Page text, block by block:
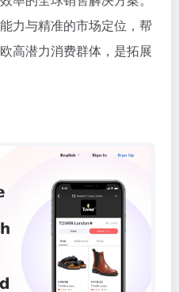
力与精准的市场定位，帮
高潜力消费群体，是拓展